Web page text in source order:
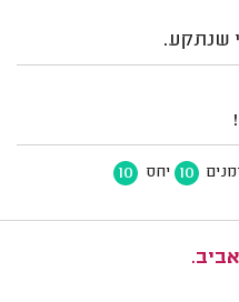
שנתקע.
10 יחס 10